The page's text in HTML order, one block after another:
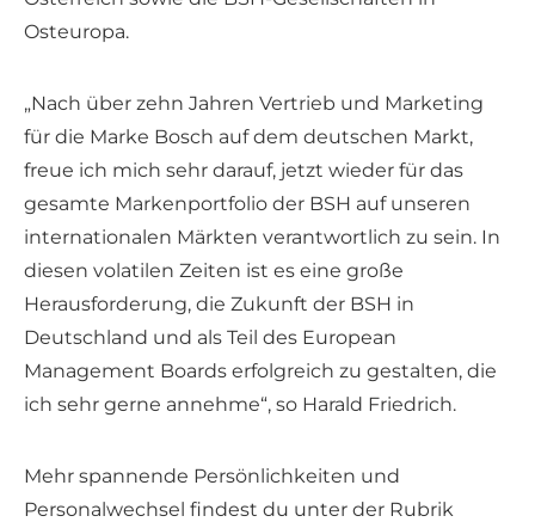
Osteuropa.
„Nach über zehn Jahren Vertrieb und Marketing
für die Marke Bosch auf dem deutschen Markt,
freue ich mich sehr darauf, jetzt wieder für das
gesamte Markenportfolio der BSH auf unseren
internationalen Märkten verantwortlich zu sein. In
diesen volatilen Zeiten ist es eine große
Herausforderung, die Zukunft der BSH in
Deutschland und als Teil des European
Management Boards erfolgreich zu gestalten, die
ich sehr gerne annehme“, so Harald Friedrich.
Mehr spannende Persönlichkeiten und
Personalwechsel findest du unter der Rubrik